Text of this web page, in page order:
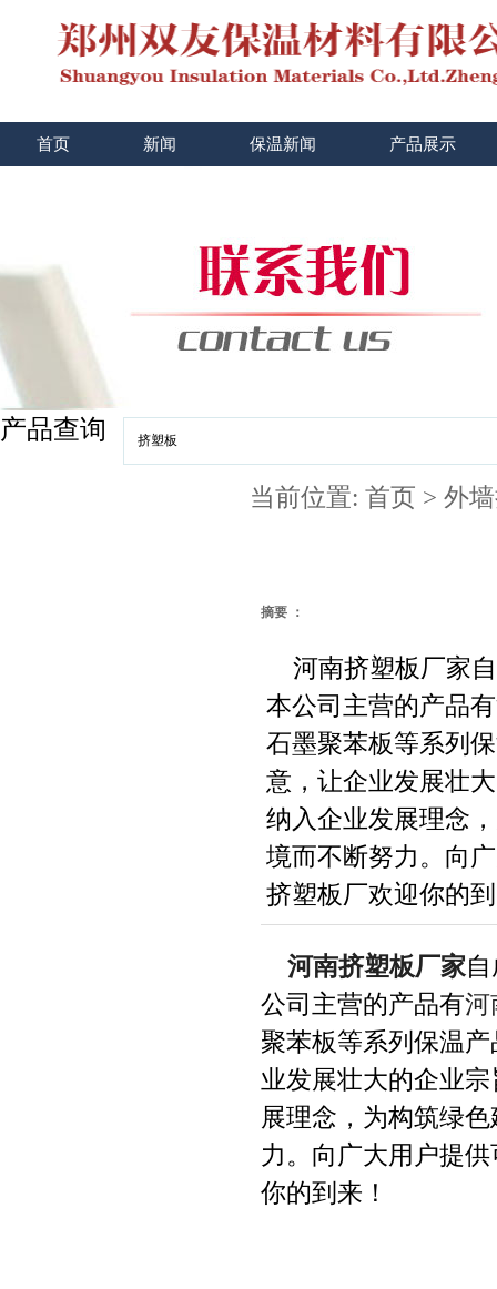
首页 新闻 保温新闻 产品展示
产品查询
当前位置: 首页 > 外
摘要 ：
河南挤塑板厂家
本公司主营的产品
石墨聚苯板等系列
意，让企业发展壮
纳入企业发展理念
境而不断努力。向
挤塑板厂欢迎你的
河南挤塑板厂家
公司主营的产品有河
聚苯板等系列保温
业发展壮大的企业
展理念，为构筑绿
力。向广大用户提
你的到来！